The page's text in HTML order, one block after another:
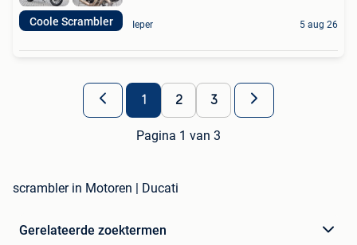
Coole Scrambler Ieper 5 aug 26
1 2 3
Pagina 1 van 3
scrambler in Motoren | Ducati
Gerelateerde zoektermen